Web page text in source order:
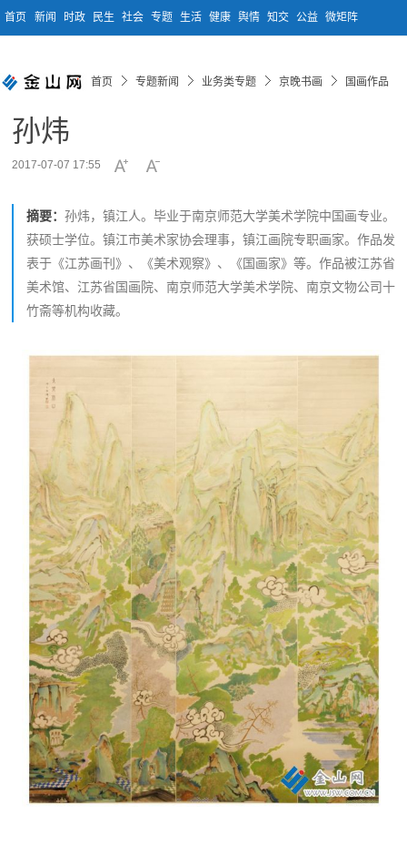
首页 新闻 时政 民生 社会 专题 生活 健康 舆情 知交 公益 微矩阵
首页 专题新闻 业务类专题 京晚书画 国画作品
孙炜
2017-07-07 17:55
摘要：孙炜，镇江人。毕业于南京师范大学美术学院中国画专业。
获硕士学位。镇江市美术家协会理事，镇江画院专职画家。作品发
表于《江苏画刊》、《美术观察》、《国画家》等。作品被江苏省
美术馆、江苏省国画院、南京师范大学美术学院、南京文物公司十
竹斋等机构收藏。